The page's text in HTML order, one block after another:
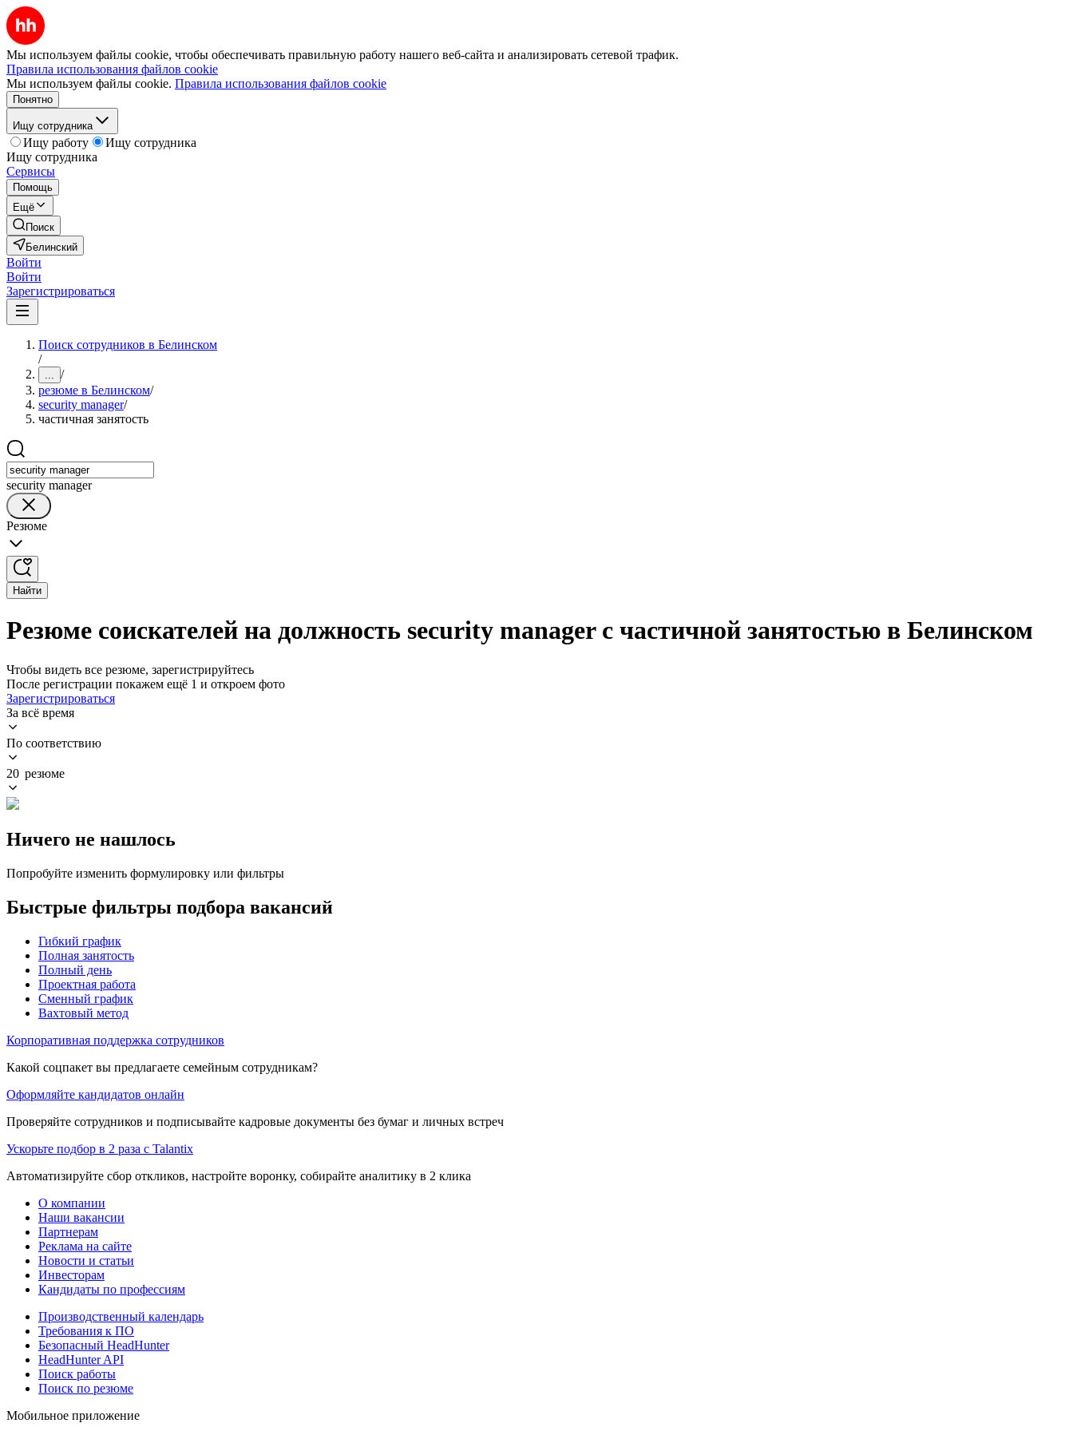
Мы используем файлы cookie, чтобы обеспечивать правильную работу нашего веб-сайта и анализировать сетевой трафик.
Правила использования файлов cookie
Мы используем файлы cookie. Правила использования файлов cookie
Понятно
Ищу сотрудника
Ищу работу
Ищу сотрудника
Ищу сотрудника
Сервисы
Помощь
Ещё
Поиск
Белинский
Войти
Войти
Зарегистрироваться
Поиск сотрудников в Белинском
/
... /
резюме в Белинском/
security manager/
частичная занятость
security manager
Резюме
Найти
Резюме соискателей на должность security manager с частичной занятостью в Белинском
Чтобы видеть все резюме, зарегистрируйтесь
После регистрации покажем ещё 1 и откроем фото
Зарегистрироваться
За всё время
По соответствию
20 резюме
Ничего не нашлось
Попробуйте изменить формулировку или фильтры
Быстрые фильтры подбора вакансий
Гибкий график
Полная занятость
Полный день
Проектная работа
Сменный график
Вахтовый метод
Корпоративная поддержка сотрудников
Какой соцпакет вы предлагаете семейным сотрудникам?
Оформляйте кандидатов онлайн
Проверяйте сотрудников и подписывайте кадровые документы без бумаг и личных встреч
Ускорьте подбор в 2 раза с Talantix
Автоматизируйте сбор откликов, настройте воронку, собирайте аналитику в 2 клика
О компании
Наши вакансии
Партнерам
Реклама на сайте
Новости и статьи
Инвесторам
Кандидаты по профессиям
Производственный календарь
Требования к ПО
Безопасный HeadHunter
HeadHunter API
Поиск работы
Поиск по резюме
Мобильное приложение